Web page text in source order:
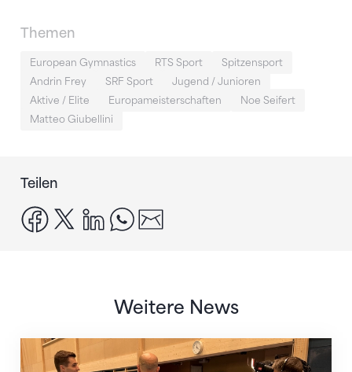
Themen
European Gymnastics RTS Sport
Spitzensport
Andrin Frey
SRF Sport
Jugend / Junioren
Aktive / Elite
Europameisterschaften
Noe Seifert
Matteo Giubellini
Teilen
facebook
x linkedinwhatsapp
Weitere News
Mit klaren Zielen nach Zagreb